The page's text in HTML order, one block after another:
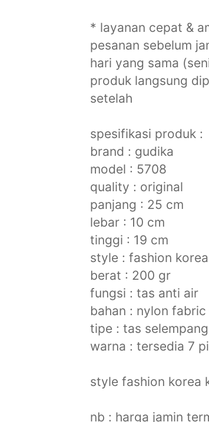
* layanan cepat &
pesanan sebelum
hari yang sama
produk langsung
setelah
spesifikasi produk :
brand : gudika
model : 5708
quality : original
panjang : 25 cm
lebar : 10 cm
tinggi : 19 cm
style : fashion korea
berat : 200 gr
fungsi : tas anti air
bahan : nylon
tipe : tas
warna : tersedia 7
style fashion korea
nb : harga jamin